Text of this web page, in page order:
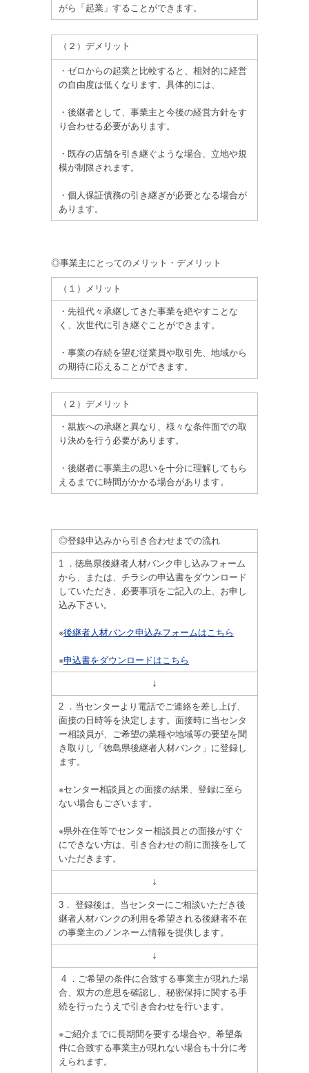
がら「起業」することができます。
（２）デメリット
・ゼロからの起業と比較すると、相対的に経営
の自由度は低くなります。具体的には、
・後継者として、事業主と今後の経営方針をす
り合わせる必要があります。
・既存の店舗を引き継ぐような場合、立地や規
模が制限されます。
・個人保証債務の引き継ぎが必要となる場合が
あります。
◎事業主にとってのメリット・デメリット
（１）メリット
・先祖代々承継してきた事業を絶やすことな
く、次世代に引き継ぐことができます。
・事業の存続を望む従業員や取引先、地域から
の期待に応えることができます。
（２）デメリット
・親族への承継と異なり、様々な条件面での取
り決めを行う必要があります。
・後継者に事業主の思いを十分に理解してもら
えるまでに時間がかかる場合があります。
◎登録申込みから引き合わせまでの流れ
1 ．徳島県後継者人材バンク申し込みフォーム
から、または、チラシの申込書をダウンロード
していただき、必要事項をご記入の上、お申し
込み下さい。
※後継者人材バンク申込みフォームはこちら
※申込書をダウンロードはこちら
↓
2 ．当センターより電話でご連絡を差し上げ、
面接の日時等を決定します。面接時に当センタ
ー相談員が、ご希望の業種や地域等の要望を聞
き取りし「徳島県後継者人材バンク」に登録し
ます。
※センター相談員との面接の結果、登録に至ら
ない場合もございます。
※県外在住等でセンター相談員との面接がすぐ
にできない方は、引き合わせの前に面接をして
いただきます。
↓
3． 登録後は、当センターにご相談いただき後
継者人材バンクの利用を希望される後継者不在
の事業主のノンネーム情報を提供します。
↓
4 ．ご希望の条件に合致する事業主が現れた場
合、双方の意思を確認し、秘密保持に関する手
続を行ったうえで引き合わせを行います。
※ご紹介までに長期間を要する場合や、希望条
件に合致する事業主が現れない場合も十分に考
えられます。